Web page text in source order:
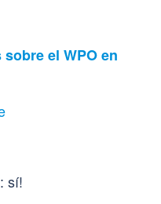
el WPO en
: sí!